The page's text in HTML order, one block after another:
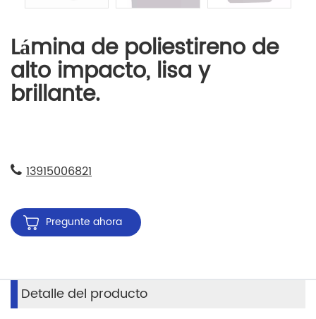
Lámina de poliestireno de
alto impacto, lisa y
brillante.
13915006821
Pregunte ahora
Detalle del producto